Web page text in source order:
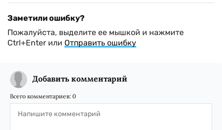
Заметили ошибку?
Пожалуйста, выделите ее мышкой и нажмите
Ctrl+Enter или Отправить ошибку
Добавить комментарий
Всего комментариев: 0